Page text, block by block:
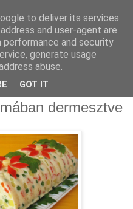
dermesztve
to deliver its services
and user-agent are
performance and security
generate usage
abuse.
GOT IT